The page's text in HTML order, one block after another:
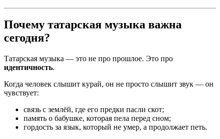
Почему татарская музыка важна
сегодня?
Татарская музыка — это не про прошлое. Это про
идентичность.
Когда человек слышит курай, он не просто слышит звук — он
чувствует:
связь с землёй, где его предки пасли скот;
память о бабушке, которая пела перед сном;
гордость за язык, который не умер, а продолжает петь.